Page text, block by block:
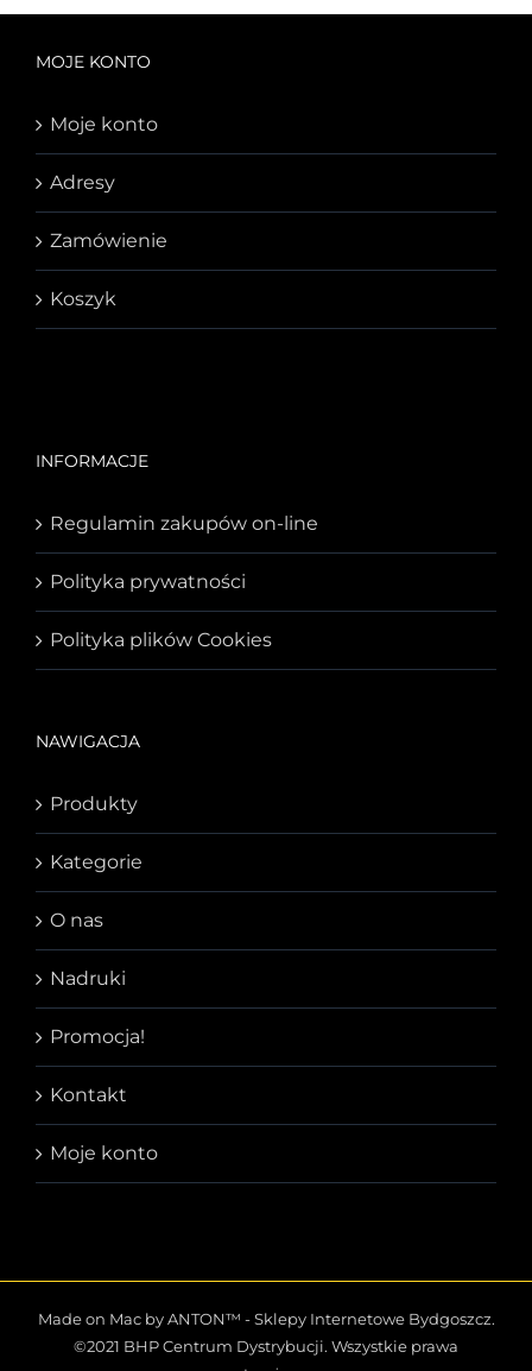
MOJE KONTO
Moje konto
Adresy
Zamówienie
Koszyk
INFORMACJE
Regulamin zakupów on-line
Polityka prywatności
Polityka plików Cookies
NAWIGACJA
Produkty
Kategorie
O nas
Nadruki
Promocja!
Kontakt
Moje konto
Made on Mac by ANTON™ -Sklepy Internetowe Bydgoszcz.
©2021 BHP Centrum Dystrybucji. Wszystkie prawa